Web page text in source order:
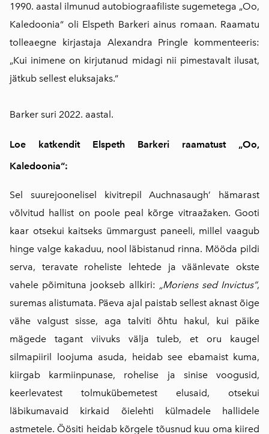
1990. aastal ilmunud autobiograafiliste sugemetega „Oo,
Kaledoonia“ oli Elspeth Barkeri ainus romaan. Raamatu
tolleaegne kirjastaja Alexandra Pringle kommenteeris:
„Kui inimene on kirjutanud midagi nii pimestavalt ilusat,
jätkub sellest eluksajaks.“
Barker suri 2022. aastal.
Loe katkendit Elspeth Barkeri raamatust „Oo,
Kaledoonia“:
Sel suurejoonelisel kivitrepil Auchnasaugh’ hämarast
võlvitud hallist on poole peal kõrge vitraažaken. Gooti
kaar otsekui kaitseks ümmargust paneeli, millel vaagub
hinge valge kakaduu, nool läbistanud rinna. Mööda pildi
serva, teravate roheliste lehtede ja väänlevate okste
vahele põimituna jookseb allkiri: „Moriens sed Invictus“,
suremas alistumata. Päeva ajal paistab sellest aknast õige
vähe valgust sisse, aga talviti õhtu hakul, kui päike
mägede tagant viivuks välja tuleb, et oru kaugel
silmapiiril loojuma asuda, heidab see ebamaist kuma,
kiirgab karmiinpunase, rohelise ja sinise voogusid,
keerlevatest tolmukübemetest elusaid, otsekui
läbikumavaid kirkaid õielehti külmadele hallidele
astmetele. Öösiti heidab kõrgele tõusnud kuu oma kiired